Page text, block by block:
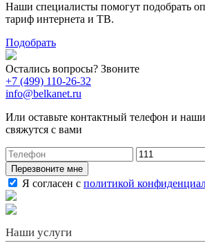
Наши специалисты помогут подобрать
тариф интернета и ТВ.
Подобрать
Остались вопросы? Звоните
+7 (499) 110-26-32
info@belkanet.ru
Или оставьте контактный телефон и
свяжутся с вами
Перезвоните мне
Я согласен с политикой
Наши услуги